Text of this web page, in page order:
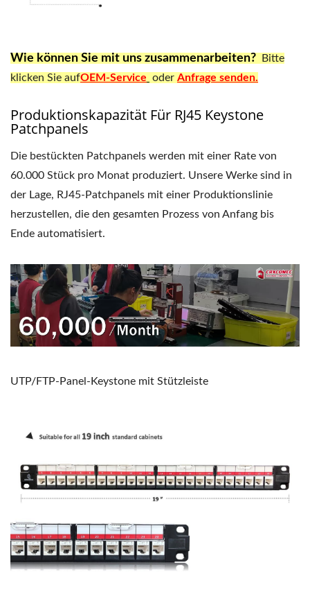
Wie können Sie mit uns zusammenarbeiten?
Bitte
klicken Sie aufOEM-Service oder Anfrage senden.
Produktionskapazität Für RJ45 Keystone
Patchpanels
Die bestückten Patchpanels werden mit einer Rate von
60.000 Stück pro Monat produziert. Unsere Werke sind in
der Lage, RJ45-Patchpanels mit einer Produktionslinie
herzustellen, die den gesamten Prozess von Anfang bis
Ende automatisiert.
UTP/FTP-Panel-Keystone mit Stützleiste